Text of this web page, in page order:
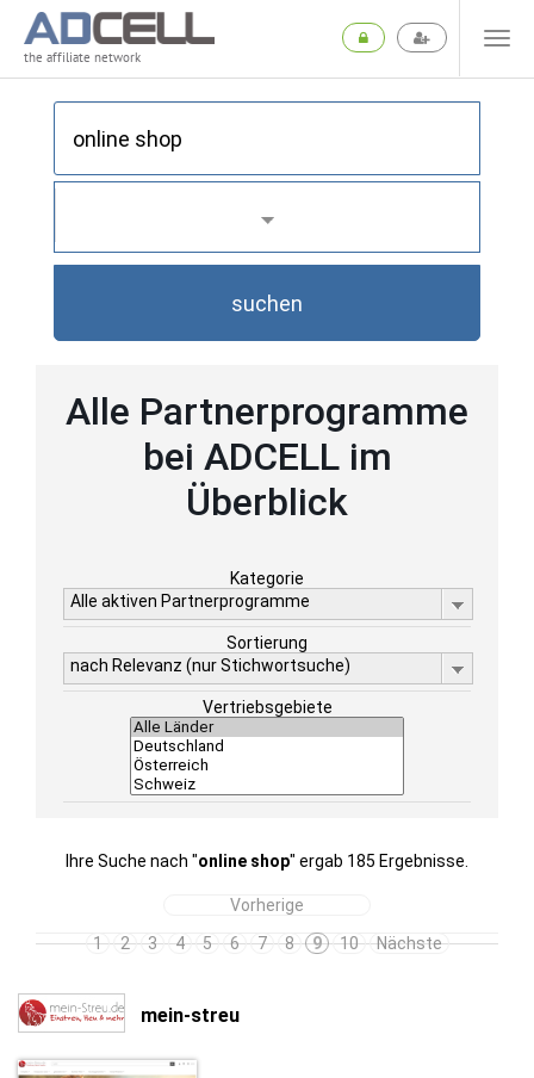
the affiliate network
suchen
Alle Partnerprogramme
bei ADCELL im
Überblick
Kategorie
Alle aktiven Partnerprogramme
Sortierung
nach Relevanz (nur Stichwortsuche)
Vertriebsgebiete
Ihre Suche nach "online shop" ergab 185 Ergebnisse.
Vorherige
1
2 3 4 5 6 7 8 9 10 Nächste
mein-streu